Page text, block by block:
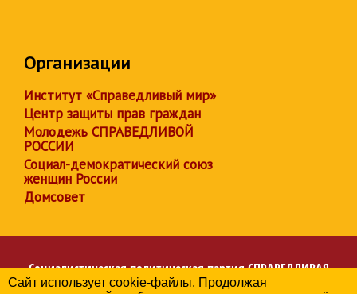
Организации
Институт «Справедливый мир»
Центр защиты прав граждан
Молодежь СПРАВЕДЛИВОЙ
РОССИИ
Социал-демократический союз
женщин России
Домсовет
Социалистическая политическая партияСПРАВЕДЛИВАЯ
РОССИЯ
Сайт использует cookie-файлы. Продолжая